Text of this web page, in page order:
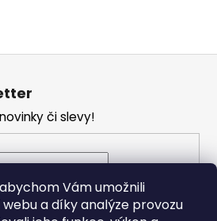
Vám umožnili
a díky analýze provozu
či slevy!
s podmínkami